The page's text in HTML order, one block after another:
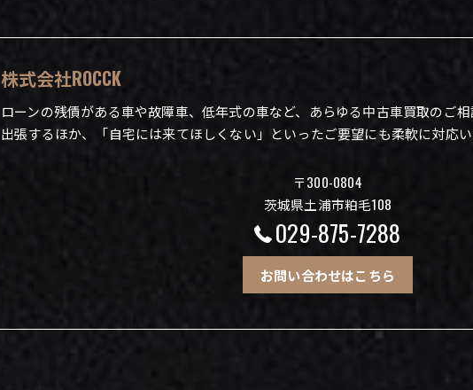
株式会社ROCCK
ローンの残債がある車や故障車、低年式の車など、あらゆる中古車買取のご
出張するほか、「自宅には来てほしくない」といったご要望にも柔軟に対応い
〒300-0804
茨城県土浦市粕毛108
029-875-7288
お問い合わせはこちら